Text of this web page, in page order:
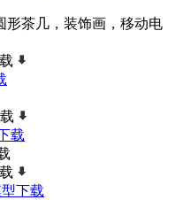
形茶几，装饰画，移动电